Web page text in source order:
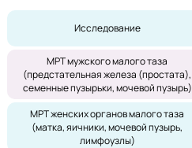
Исследование
МРТ мужского малого таза
(предстательная железа (простата),
семенные пузырьки, мочевой пузырь)
МРТ женских органов малого таза
(матка, яичники, мочевой пузырь,
лимфоузлы)